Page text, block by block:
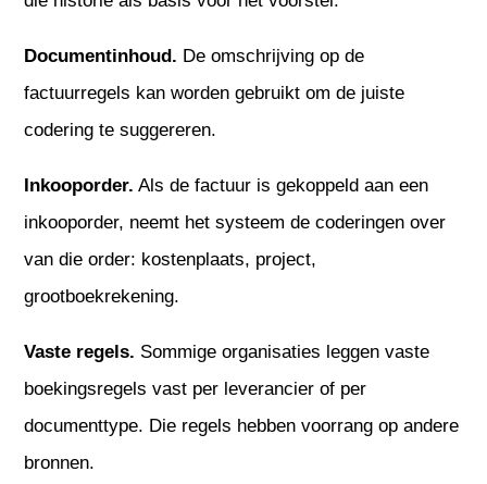
Documentinhoud. De omschrijving op de
factuurregels kan worden gebruikt om de juiste
codering te suggereren.
Inkooporder. Als de factuur is gekoppeld aan een
inkooporder, neemt het systeem de coderingen over
van die order: kostenplaats, project,
grootboekrekening.
Vaste regels. Sommige organisaties leggen vaste
boekingsregels vast per leverancier of per
documenttype. Die regels hebben voorrang op andere
bronnen.